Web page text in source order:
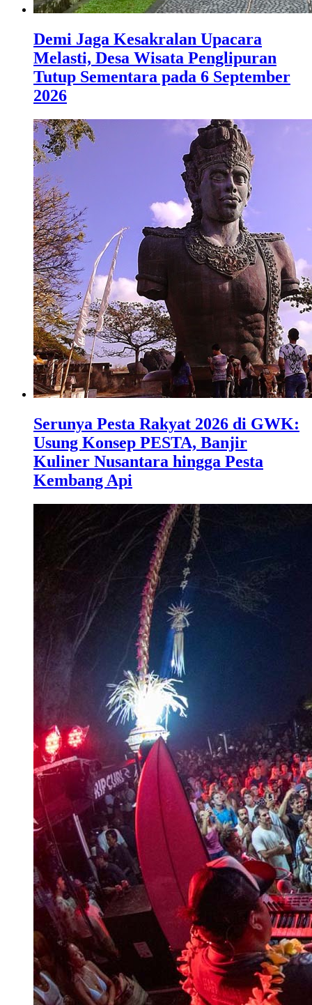
Demi Jaga Kesakralan Upacara
Melasti, Desa Wisata Penglipuran
Tutup Sementara pada 6 September
2026
Serunya Pesta Rakyat 2026 di GWK:
Usung Konsep PESTA, Banjir
Kuliner Nusantara hingga Pesta
Kembang Api